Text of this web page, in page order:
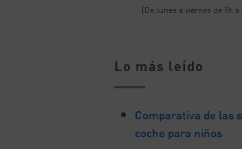
(De lunes a viernes de 9h a
Lo más leído
Comparativa de las
coche para niños